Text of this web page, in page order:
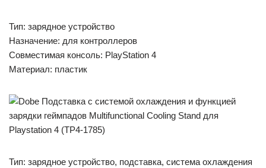
Тип: зарядное устройство
Назначение: для контроллеров
Совместимая консоль: PlayStation 4
Материал: пластик
Тип: зарядное устройство, подставка, система охлаждения